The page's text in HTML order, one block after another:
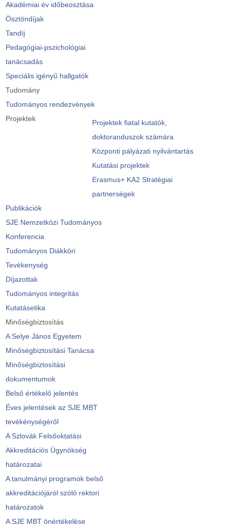
Akadémiai év időbeosztása
Ösztöndíjak
Tandíj
Pedagógiai-pszichológiai
tanácsadás
Speciális igényű hallgatók
Tudomány
Tudományos rendezvények
Projektek
Projektek fiatal kutatók,
doktoranduszok számára
Központi pályázati nyilvántartás
Kutatási projektek
Erasmus+ KA2 Stratégiai
partnerségek
Publikációk
SJE Nemzetközi Tudományos
Konferencia
Tudományos Diákköri
Tevékenység
Díjazottak
Tudományos integritás
Kutatásetika
Minőségbiztosítás
A Selye János Egyetem
Minőségbiztosítási Tanácsa
Minőségbiztosítási
dokumentumok
Belső értékelő jelentés
Éves jelentések az SJE MBT
tevékénységéről
A Szlovák Felsőoktatási
Akkreditációs Ügynökség
határozatai
A tanulmányi programok belső
akkreditációjáról szóló rektori
határozatok
A SJE MBT önértékelése